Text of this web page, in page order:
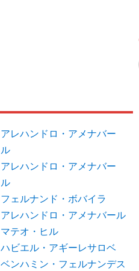
アレハンドロ・アメナバー
ル
アレハンドロ・アメナバー
ル
フェルナンド・ボバイラ
アレハンドロ・アメナバール
マテオ・ヒル
ハビエル・アギーレサロベ
ベンハミン・フェルナンデス